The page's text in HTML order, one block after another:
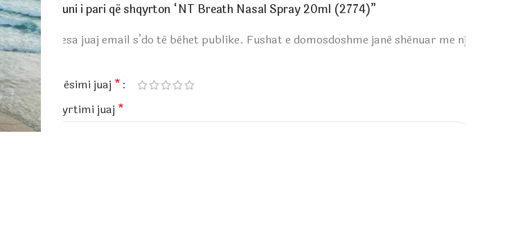
Bëhuni i pari që shqyrton “NT Breath Nasal Spray 20ml (2774)”
Adresa juaj email s’do të bëhet publike. Fushat e domosdoshme janë shënuar me një
Vlerësimi juaj *
Shqyrtimi juaj *